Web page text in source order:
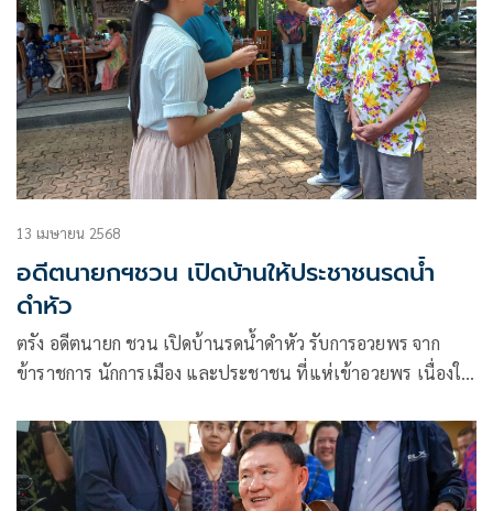
13 เมษายน 2568
อดีตนายกฯชวน เปิดบ้านให้ประชาชนรดน้ำ
ดำหัว
ตรัง อดีตนายก ชวน เปิดบ้านรดน้ำดำหัว รับการอวยพร จาก
ข้าราชการ นักการเมือง และประชาชน ที่แห่เข้าอวยพร เนื่องใน